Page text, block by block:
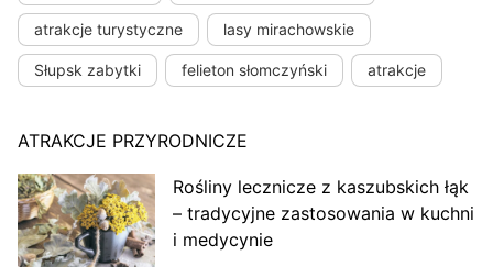
atrakcje turystyczne lasy mirachowskie
Słupsk zabytki felieton słomczyński atrakcje
ATRAKCJE PRZYRODNICZE
Rośliny lecznicze z kaszubskich łąk
– tradycyjne zastosowania w kuchni
i medycynie